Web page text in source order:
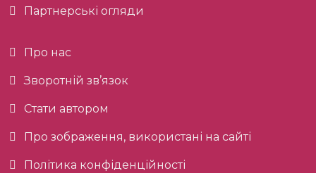
Партнерські огляди
Про нас
Зворотній зв’язок
Стати автором
Про зображення, використані на сайті
Політика конфіденційності